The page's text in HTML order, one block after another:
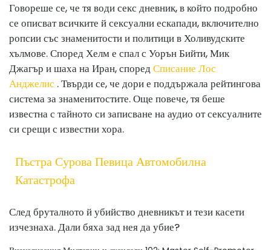
Говореше се, че тя води секс дневник, в който подробно
се описват всичките й сексуални ескапади, включително
ропсии със знаменитости и политици в Холивудските
хълмове. Според Хелм е спал с Уорън Бийти, Мик
Джагър и шаха на Иран, споредСписание Лос
Анджелис . Твърди се, че дори е поддържала рейтингова
система за знаменитостите. Още повече, тя беше
известна с тайното си записване на аудио от сексуалните
си срещи с известни хора.
Пъстра Сурова Певица Автомобилна
Катастрофа
След бруталното й убийство дневникът и тези касети
изчезнаха. Дали бяха зад нея да убие?